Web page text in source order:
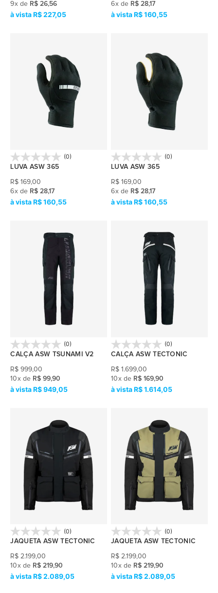
9x de R$ 26,56
R$ 227,05
6x de R$ 28,17
R$ 160,55
(0)
LUVA ASW 365
R$ 169,00
6x de R$ 28,17
R$ 160,55
(0)
LUVA ASW 365
R$ 169,00
6x de R$ 28,17
R$ 160,55
(0)
CALÇA ASW TSUNAMI V2
R$ 999,00
10x de R$ 99,90
R$ 949,05
(0)
CALÇA ASW TECTONIC
R$ 1.699,00
10x de R$ 169,90
R$ 1.614,05
(0)
JAQUETA ASW TECTONIC
R$ 2.199,00
10x de R$ 219,90
R$ 2.089,05
(0)
JAQUETA ASW TECTONIC
R$ 2.199,00
10x de R$ 219,90
R$ 2.089,05